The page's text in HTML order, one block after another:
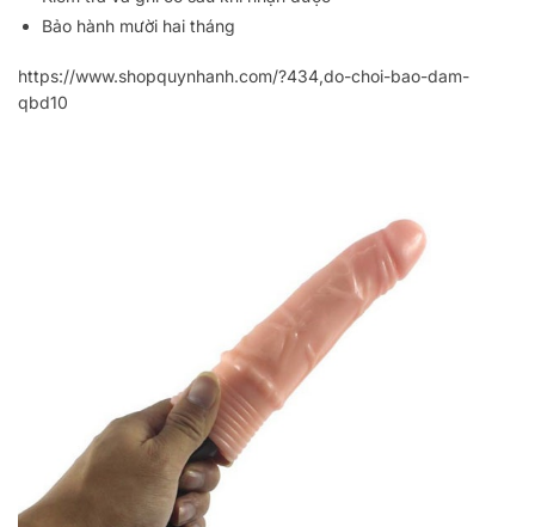
Bảo hành mười hai tháng
https://www.shopquynhanh.com/?434,do-choi-bao-dam-
qbd10